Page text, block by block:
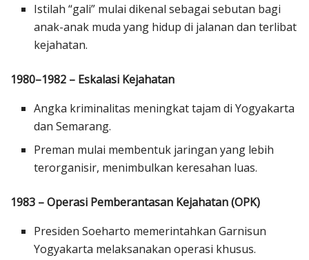
Istilah “gali” mulai dikenal sebagai sebutan bagi
anak-anak muda yang hidup di jalanan dan terlibat
kejahatan.
1980–1982 – Eskalasi Kejahatan
Angka kriminalitas meningkat tajam di Yogyakarta
dan Semarang.
Preman mulai membentuk jaringan yang lebih
terorganisir, menimbulkan keresahan luas.
1983 – Operasi Pemberantasan Kejahatan (OPK)
Presiden Soeharto memerintahkan Garnisun
Yogyakarta melaksanakan operasi khusus.